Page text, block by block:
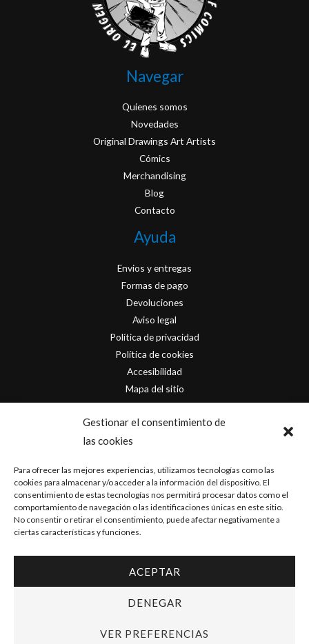
Gestionar el consentimiento de
las cookies
Para ofrecer las mejores experiencias, utilizamos tecnologías como las
cookies para almacenar y/o acceder a la información del dispositivo. El
consentimiento de estas tecnologías nos permitirá procesar datos como el
comportamiento de navegación o las identificaciones únicas en este sitio.
No consentir o retirar el consentimiento, puede afectar negativamente a
ciertas características y funciones.
ACEPTAR
DENEGAR
VER PREFERENCIAS
Navegar
Quienes somos
Novedades
Original Drawings Art Artists
Cómics
Merchandising
Blog
Contacto
Ayuda
Envios y entregas
Formas de pago
Devoluciones
Aviso legal
Política de privacidad
Política de cookies
Accesibilidad
Mapa del sitio
Contacto
info@originofcomics.com
Facebook
Instagram